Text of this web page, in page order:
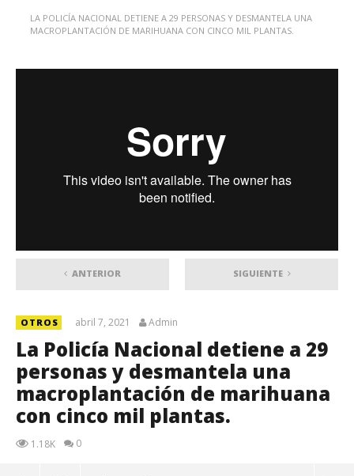
LA POLICÍA NACIONAL DETIENE A 29 PERSONAS Y DESMANTELA UNA
MACROPLANTACIÓN DE MARIHUANA CON CINCO MIL PLANTAS.
ANTERIOR SIGUIENTE
OTROS abril 7, 2021 Admin
La Policía Nacional detiene a 29
personas y desmantela una
macroplantación de marihuana
con cinco mil plantas.
1.18K 0